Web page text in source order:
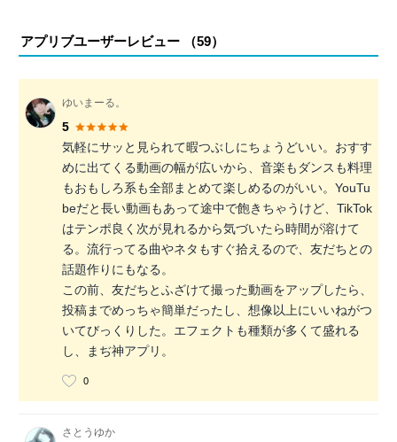
アプリブユーザーレビュー （59）
ゆいまーる。
5
気軽にサッと見られて暇つぶしにちょうどいい。おすす
めに出てくる動画の幅が広いから、音楽もダンスも料理
もおもしろ系も全部まとめて楽しめるのがいい。YouTu
beだと長い動画もあって途中で飽きちゃうけど、TikTok
はテンポ良く次が見れるから気づいたら時間が溶けて
る。流行ってる曲やネタもすぐ拾えるので、友だちとの
話題作りにもなる。
この前、友だちとふざけて撮った動画をアップしたら、
投稿までめっちゃ簡単だったし、想像以上にいいねがつ
いてびっくりした。エフェクトも種類が多くて盛れる
し、まぢ神アプリ。
0
さとうゆか